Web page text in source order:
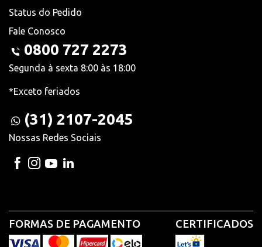
Status do Pedido
Fale Conosco
0800 727 2273
Segunda à sexta 8:00 às 18:00
*Exceto feriados
(31) 2107-2045
Nossas Redes Sociais
FORMAS DE PAGAMENTO CERTIFICADOS